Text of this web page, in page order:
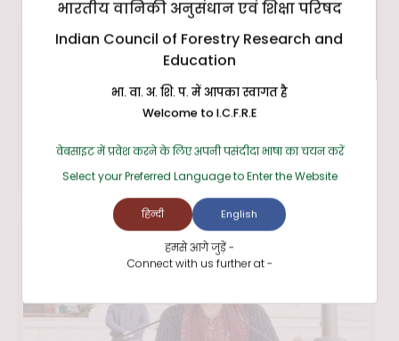
भारतीय वानिकी अनुसंधान एवं शिक्षा परिषद
Indian Council of Forestry Research and
Education
भा. वा. अ. शि. प. में आपका स्वागत है
Welcome to I.C.F.R.E
वेबसाइट में प्रवेश करने के लिए अपनी पसंदीदा भाषा का चयन करें
Select your Preferred Language to Enter the Website
हिन्दी English
हमसे आगे जुड़ें -
Connect with us further at -